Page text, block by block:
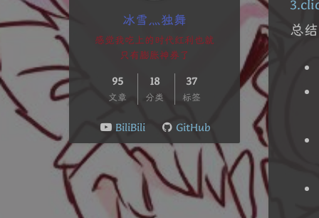
冰雪灬独舞
感觉我吃上的时代红利也就
只有膨胀神券了
95
文章
18
分类
37
标签
BiliBili GitHub
总